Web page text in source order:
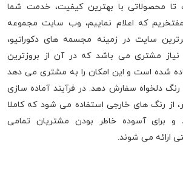
تا محصولاتی با بهترین کیفیت، خدمت شما
مفتخریم که اعلام نماییم، وب سایت مجموعه
سایت در زمینه مجسمه های دکوراتیو،
مشتری می باشد که در آن از بروزترین
شده است و این امکان را به مشتری می دهد
رنگ دلخواه سفارش دهد. در فرآیند آماده سازی
از رنگ های خارجی استفاده می شود که کاملا
برای آسوده خاطر بودن مشتریان تمامی
ارائه می شوند.